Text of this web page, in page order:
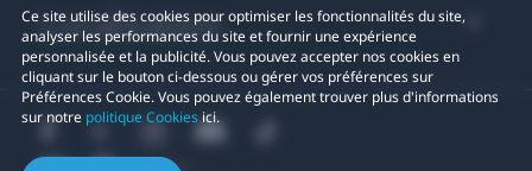
Ce site utilise des cookies pour optimiser les fonctionnalités du site,
analyser les performances du site et fournir une expérience
personnalisée et la publicité. Vous pouvez accepter nos cookies en
cliquant sur le bouton ci-dessous ou gérer vos préférences sur
Préférences Cookie. Vous pouvez également trouver plus d'informations
sur notre politique Cookiesici.
Localisation